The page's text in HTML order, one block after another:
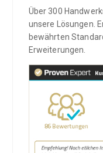
Über 300
unsere Lösungen.
bewährten
Erweiterungen.